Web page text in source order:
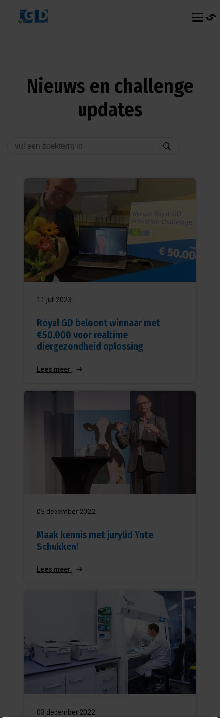
Nieuws en challenge
updates
11 juli 2023
Royal GD beloont winnaar met
€50.000 voor realtime
diergezondheid oplossing
Lees meer
05 december 2022
Maak kennis met jurylid Ynte
Schukken!
Lees meer
03 december 2022